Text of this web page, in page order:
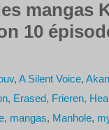
mangas
10
, A Silent Voice,
, Erased, Frieren,
, mangas, Manhole,